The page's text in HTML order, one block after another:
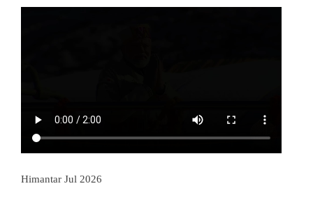
Himantar Jul 2026